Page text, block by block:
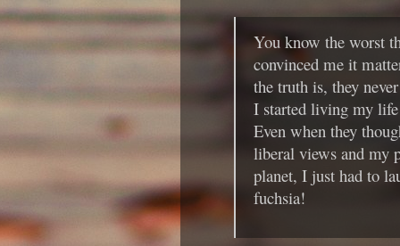
You know the worst
convinced me it
the truth is, they
I started living my
Even when they
liberal views and my
planet, I just had to
fuchsia!